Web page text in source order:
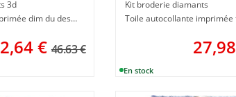
3d
Toile adhésive et imprimée dim du dessin 21,50 x 21,50 cm
€ 46.63 €
Kit broderie diamants
27,98